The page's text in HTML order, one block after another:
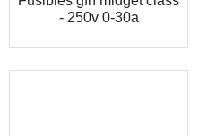
- 250v 0-30a